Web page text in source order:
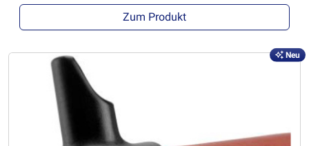
Zum Produkt
Neu